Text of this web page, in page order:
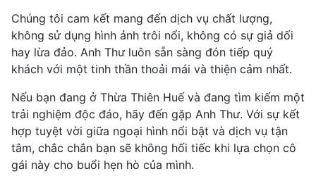
Chúng tôi cam kết mang đến dịch vụ chất lượng,
không sử dụng hình ảnh trôi nổi, không có sự giả dối
hay lừa đảo. Anh Thư luôn sẵn sàng đón tiếp quý
khách với một tinh thần thoải mái và thiện cảm nhất.
Nếu bạn đang ở Thừa Thiên Huế và đang tìm kiếm một
trải nghiệm độc đáo, hãy đến gặp Anh Thư. Với sự kết
hợp tuyệt vời giữa ngoại hình nổi bật và dịch vụ tận
tâm, chắc chắn bạn sẽ không hối tiếc khi lựa chọn cô
gái này cho buổi hẹn hò của mình.